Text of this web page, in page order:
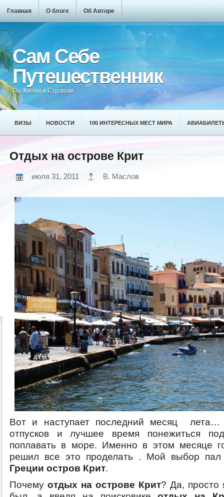
Главная О блоге Об Авторе
Сам Себе
Путешественник
По Жизни и Странам
ВИЗЫ НОВОСТИ 100 ИНТЕРЕСНЫХ МЕСТ МИРА
Отдых на острове Крит
июля 31, 2011 В. Маслов
Вот и наступает последний месяц
отпусков и лучшее время понежиться
поплавать в море. Именно в этом месяце
решил все это проделать . Мой выбор
Греции остров Крит.
Почему отдых на острове Крит? Да,